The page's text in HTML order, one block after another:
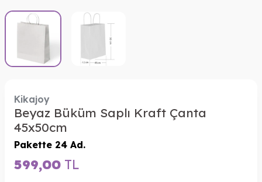
Kikajoy
Beyaz Büküm Saplı Kraft Çanta
45x50cm
Pakette 24 Ad.
599,00 TL